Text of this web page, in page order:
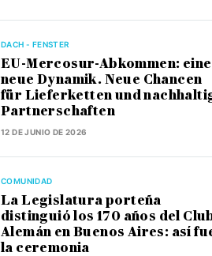
DACH - FENSTER
EU-Mercosur-Abkommen: eine
neue Dynamik. Neue Chancen
für Lieferketten und
Partnerschaften
12 DE JUNIO DE 2026
COMUNIDAD
La Legislatura porteña
distinguió los 170 años del
Alemán en Buenos Aires: así
la ceremonia